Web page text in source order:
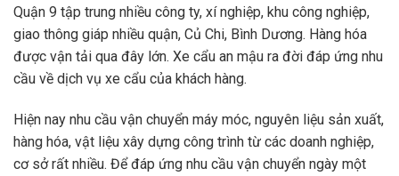
Quận 9 tập trung nhiều công ty, xí nghiệp, khu công nghiệp,
giao thông giáp nhiều quận, Củ Chi, Bình Dương. Hàng hóa
được vận tải qua đây lớn. Xe cẩu an mậu ra đời đáp ứng nhu
cầu về dịch vụ xe cẩu của khách hàng.
Hiện nay nhu cầu vận chuyển máy móc, nguyên liệu sản xuất,
hàng hóa, vật liệu xây dựng công trình từ các doanh nghiệp,
cơ sở rất nhiều. Để đáp ứng nhu cầu vận chuyển ngày một